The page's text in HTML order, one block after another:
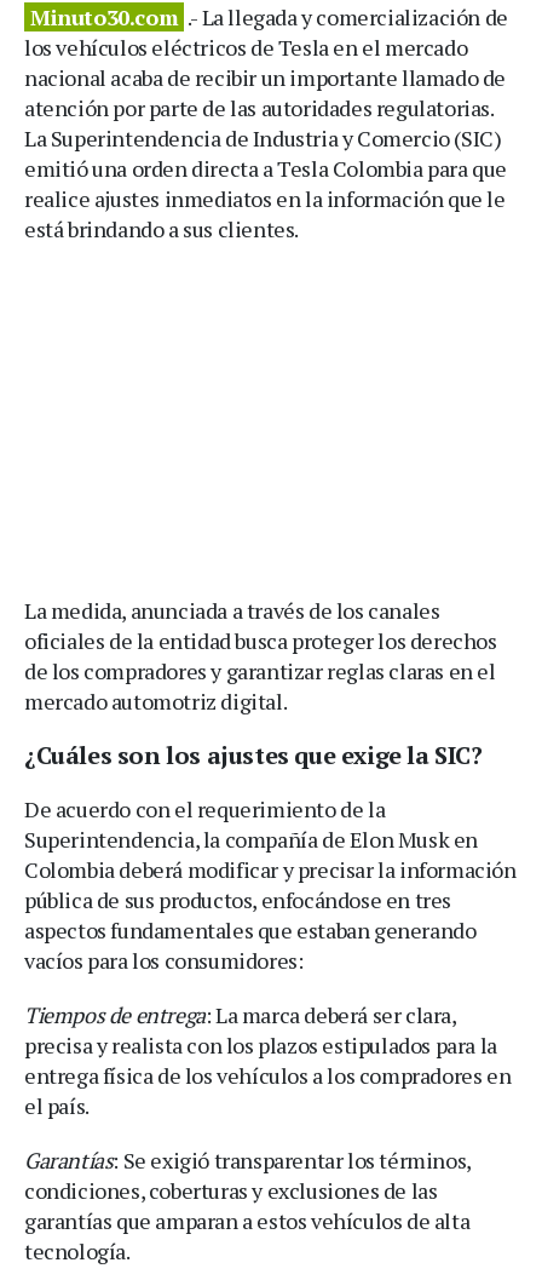
Minuto30.com .- La llegada y comercialización de
los vehículos eléctricos de Tesla en el mercado
nacional acaba de recibir un importante llamado de
atención por parte de las autoridades regulatorias.
La Superintendencia de Industria y Comercio (SIC)
emitió una orden directa a Tesla Colombia para que
realice ajustes inmediatos en la información que le
está brindando a sus clientes.
La medida, anunciada a través de los canales
oficiales de la entidad busca proteger los derechos
de los compradores y garantizar reglas claras en el
mercado automotriz digital.
¿Cuáles son los ajustes que exige la SIC?
De acuerdo con el requerimiento de la
Superintendencia, la compañía de Elon Musk en
Colombia deberá modificar y precisar la información
pública de sus productos, enfocándose en tres
aspectos fundamentales que estaban generando
vacíos para los consumidores:
Tiempos de entrega: La marca deberá ser clara,
precisa y realista con los plazos estipulados para la
entrega física de los vehículos a los compradores en
el país.
Garantías: Se exigió transparentar los términos,
condiciones, coberturas y exclusiones de las
garantías que amparan a estos vehículos de alta
tecnología.